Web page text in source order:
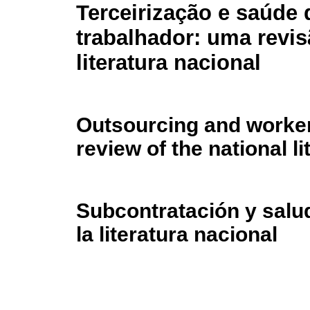
Terceirização e saúde
trabalhador: uma
literatura nacional
Outsourcing and
review of the national
Subcontratación y
la literatura nacional